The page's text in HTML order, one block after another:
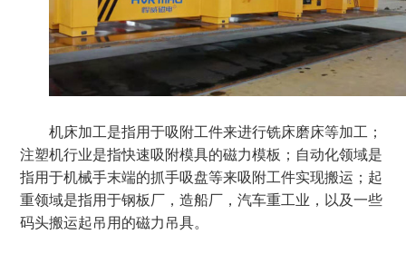
机床加工是指用于吸附工件来进行铣床磨床等加工；
注塑机行业是指快速吸附模具的磁力模板；自动化领域是
指用于机械手末端的抓手吸盘等来吸附工件实现搬运；起
重领域是指用于钢板厂，造船厂，汽车重工业，以及一些
码头搬运起吊用的磁力吊具。